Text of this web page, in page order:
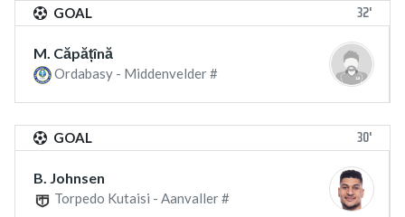
GOAL 32'
M. Căpățînă
Ordabasy - Middenvelder #
GOAL 30'
B. Johnsen
Torpedo Kutaisi - Aanvaller #